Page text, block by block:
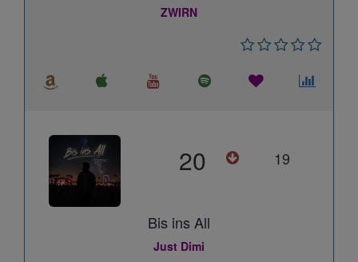
ZWIRN
20 19
Bis ins All
Just Dimi